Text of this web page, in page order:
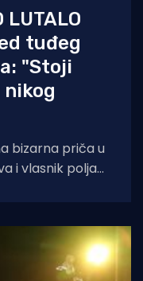
LUTALO
tuđeg
"Stoji
bizarna priča u
i vlasnik polja